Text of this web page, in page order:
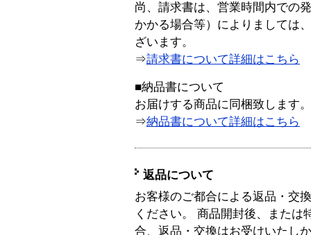
尚、請求書は、営業時間内での
かかる場合等）によりましては
ざいます。
⇒請求書について詳細はこちら
■納品書について
お届けする商品に同梱致します。
⇒納品書について詳細はこちら
返品について
お客様のご都合による返品・交
ください。 商品開封後、または
合、返品・交換はお受けいたし